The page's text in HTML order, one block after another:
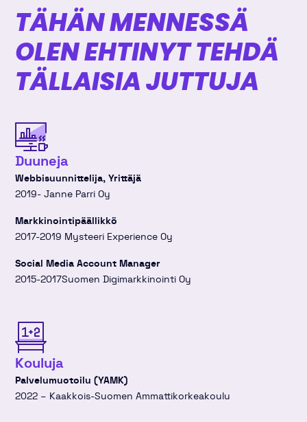
TÄHÄN MENNESSÄ
OLEN EHTINYT TEHDÄ
TÄLLAISIA JUTTUJA
Duuneja
Webbisuunnittelija, Yrittäjä
2019- Janne Parri Oy
Markkinointipäällikkö
2017-2019 Mysteeri Experience Oy
Social Media Account Manager
2015-2017Suomen Digimarkkinointi Oy
Kouluja
Palvelumuotoilu (YAMK)
2022 – Kaakkois-Suomen Ammattikorkeakoulu